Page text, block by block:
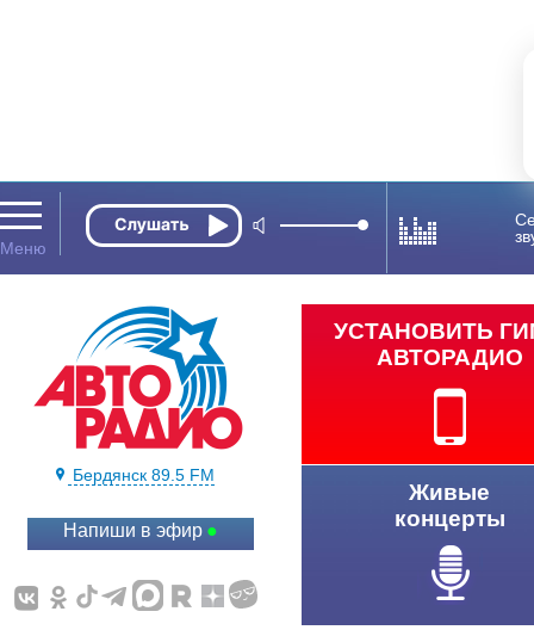
Бердянск 89.5 FM
Напиши в эфир
УСТАНОВИТЬ
АВТОРАДИО
Живые
концерты